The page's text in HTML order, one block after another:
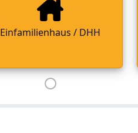
Einfamilienhaus / DHH